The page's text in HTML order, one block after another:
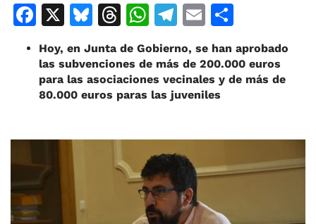
F
a
c
e
b
k
X
Bl
e
s
k
T
h
re
a
d
W
h
at
s
A
p
T
e
gr
a
E
m
ai
l
m
p
Hoy, en Junta de Gobierno, se han aprobado
las subvenciones de más de 200.000 euros
para las asociaciones vecinales y de más de
80.000 euros paras las juveniles